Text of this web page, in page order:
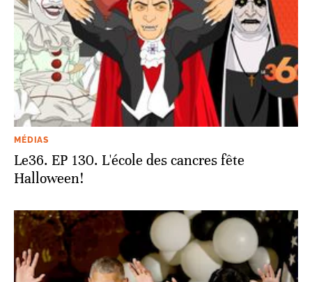
MÉDIAS
Le36. EP 130. L'école des cancres fête
Halloween!